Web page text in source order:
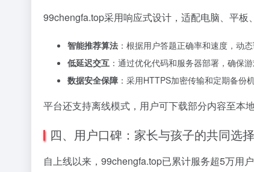
99chengfa.top采用响应式设计，适配电脑、平
智能推荐算法 ：根据用户答题正确率和速度，动
低延迟交互 ：通过优化代码和服务器部署，确保
数据安全保障 ：采用HTTPS加密传输和定期备份
平台还支持离线模式，用户可下载部分内容至本
四、用户口碑：家长与孩子的共同选择
自上线以来，99chengfa.top已累计服务超5万用